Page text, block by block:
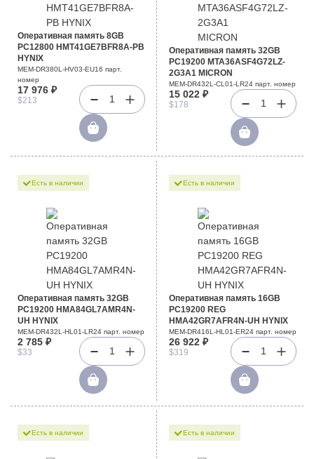
Оперативная память 8GB
PC12800 HMT41GE7BFR8A-PB
HYNIX
MEM-DR380L-HV03-EU16 парт.
номер
17 976 ₽
$213 1
Оперативная память 32GB
PC19200 MTA36ASF4G72LZ-
2G3A1 MICRON
MEM-DR432L-CL01-LR24 парт. номер
15 022 ₽
$178 1
Есть в наличии
Оперативная память 32GB
PC19200 HMA84GL7AMR4N-
UH HYNIX
MEM-DR432L-HL01-LR24 парт. номер
2 785 ₽
$33 1
Есть в наличии
Оперативная память 16GB
PC19200 REG
HMA42GR7AFR4N-UH HYNIX
MEM-DR416L-HL01-ER24 парт. номер
26 922 ₽
$319 1
Есть в наличии Есть в наличии